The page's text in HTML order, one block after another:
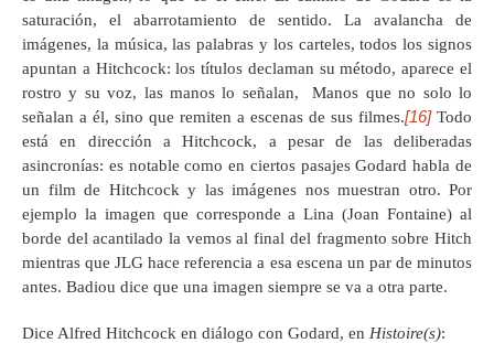
saturación, el abarrotamiento de sentido. La avalancha de
imágenes, la música, las palabras y los carteles, todos los signos
apuntan a Hitchcock: los títulos declaman su método, aparece el
rostro y su voz, las manos lo señalan, Manos que no solo lo
señalan a él, sino que remiten a escenas de sus filmes.[16]Todo
está en dirección a Hitchcock, a pesar de las deliberadas
asincronías: es notable como en ciertos pasajes Godard habla de
un film de Hitchcock y las imágenes nos muestran otro. Por
ejemplo la imagen que corresponde a Lina (Joan Fontaine) al
borde del acantilado la vemos al final del fragmento sobre Hitch
mientras que JLG hace referencia a esa escena un par de minutos
antes. Badiou dice que una imagen siempre se va a otra parte.
Dice Alfred Hitchcock en diálogo con Godard, en Histoire(s):